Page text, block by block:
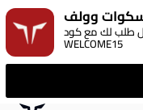
وولف
15% على أول طلب لك مع كود:
WELCOME15